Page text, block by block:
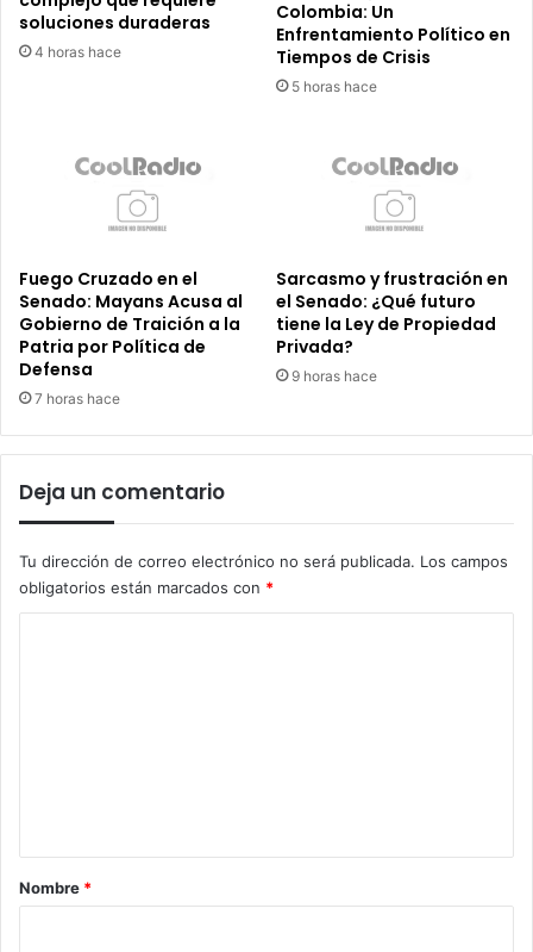
soluciones duraderas
4 horas hace
Colombia: Un
Enfrentamiento Político en
Tiempos de Crisis
5 horas hace
Fuego Cruzado en el
Senado: Mayans Acusa al
Gobierno de Traición a la
Patria por Política de
Defensa
7 horas hace
Sarcasmo y frustración en
el Senado: ¿Qué futuro
tiene la Ley de Propiedad
Privada?
9 horas hace
Deja un comentario
Tu dirección de correo electrónico no será publicada. Los campos
obligatorios están marcados con *
r
Nombre *